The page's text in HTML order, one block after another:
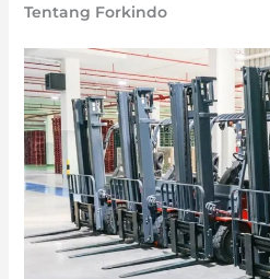
Tentang Forkindo